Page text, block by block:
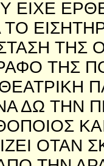
ΕΙΧΕ
ΤΗΣ
ΤΗΣ
ΘΕΑΤΡΙΚΗ
ΔΩ ΤΗΝ
ΟΤΑΝ